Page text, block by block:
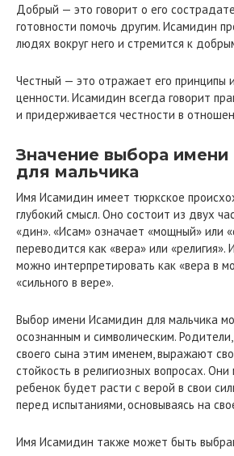
Добрый — это говорит о его
готовности помочь другим. Исамидин
людях вокруг него и стремится к
Честный — это отражает его принципы
ценности. Исамидин всегда говорит
и придерживается честности в
Значение выбора
для мальчика
Имя Исамидин имеет тюркское
глубокий смысл. Оно состоит из двух
«дин». «Исам» означает «мощный» или
переводится как «вера» или
можно интерпретировать как «вера в
«сильного в вере».
Выбор имени Исамидин для мальчика
осознанным и символическим.
своего сына этим именем, выражают
стойкость в религиозных вопросах. Они
ребенок будет расти с верой в свои
перед испытаниями, основываясь на
Имя Исамидин также может быть